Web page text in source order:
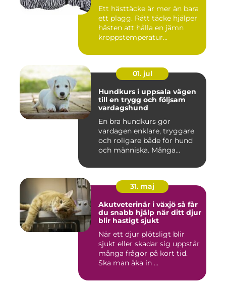
Ett hästtäcke är mer än bara
ett plagg. Rätt täcke hjälper
hästen att hålla en jämn
kroppstemperatur...
01. jul
Hundkurs i uppsala vägen
till en trygg och följsam
vardagshund
En bra hundkurs gör
vardagen enklare, tryggare
och roligare både för hund
och människa. Många
31. maj
Akutveterinär i växjö så får
du snabb hjälp när ditt djur
blir hastigt sjukt
När ett djur plötsligt blir
sjukt eller skadar sig uppstår
många frågor på kort tid.
Ska man åka in ...